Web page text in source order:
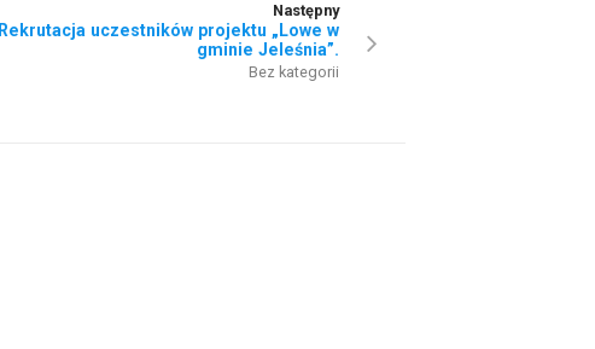
Następny
Rekrutacja uczestników projektu „Lowe w
gminie Jeleśnia”.
Bez kategorii